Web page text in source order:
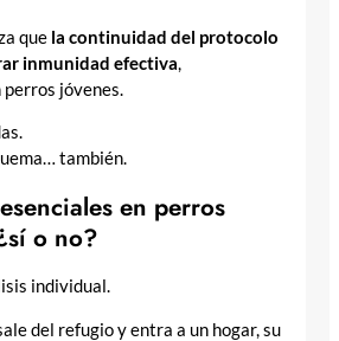
que la continuidad del protocolo
inmunidad efectiva,
jóvenes.
también.
en perros
o no?
individual.
del refugio y entra a un hogar, su